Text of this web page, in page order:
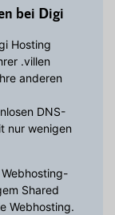
bei Digi
Hosting
.villen
anderen
DNS-
nur wenigen
Shared
Webhosting.